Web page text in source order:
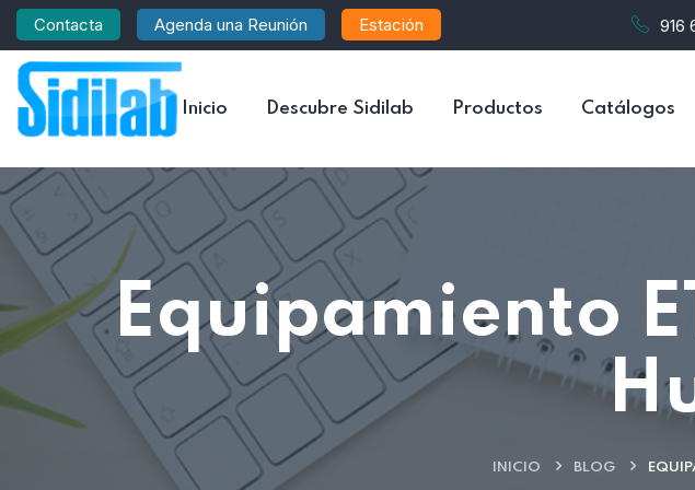
Contacta Agenda una Reunión Estación 916
Inicio Descubre Sidilab Productos Catálogos
Equipamiento
INICIO BLOG